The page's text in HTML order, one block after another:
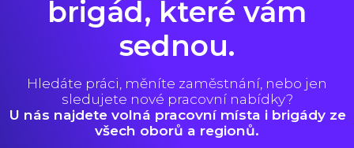
brigád, které vám
sednou.
Hledáte práci, měníte zaměstnání, nebo jen
sledujete nové pracovní nabídky?
U nás najdete volná pracovní místa i brigády ze
všech oborů a regionů.